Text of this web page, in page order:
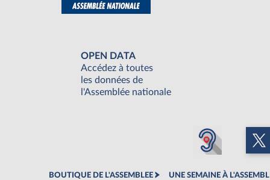
OPEN DATA
Accédez à toutes
les données de
l'Assemblée nationale
BOUTIQUE DE L'ASSEMBLEE UNE SEMAINE À